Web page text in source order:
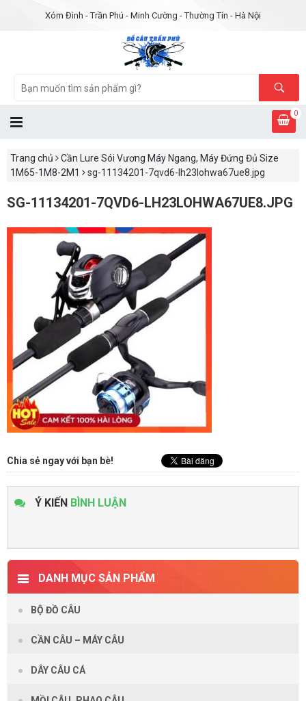
Xóm Đình - Trần Phú - Minh Cường - Thường Tín - Hà Nội
0
Trang chủ
Cần Lure Sói Vương Máy Ngang, Máy Đứng Đủ Size
1M65-1M8-2M1
sg-11134201-7qvd6-lh23lohwa67ue8.jpg
SG-11134201-7QVD6-LH23LOHWA67UE8.JPG
Chia sẻ ngay với bạn bè!
Ý KIẾN BÌNH LUẬN
DANH MỤC SẢN PHẨM
BỘ ĐỒ CÂU
CẦN CÂU – MÁY CÂU
DÂY CÂU CÁ